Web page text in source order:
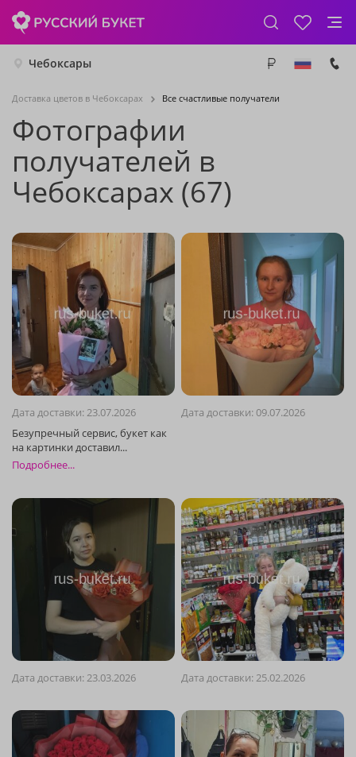
Чебоксары
Доставка цветов в Чебоксарах Все счастливые получатели
Фотографии
получателей в
Чебоксарах (67)
Дата доставки: 23.07.2026
Подробнее...
Дата доставки: 09.07.2026
Дата доставки: 23.03.2026 Дата доставки: 25.02.2026